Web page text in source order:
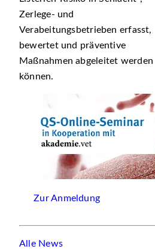
Zerlege- und
Verabeitungsbetrieben erfasst,
bewertet und präventive
Maßnahmen abgeleitet werden
können.
Zur Anmeldung
Alle News